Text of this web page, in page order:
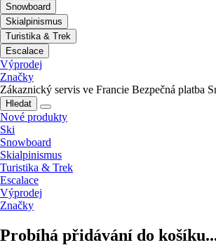
Snowboard
Skialpinismus
Turistika & Trek
Escalace
Výprodej
Značky
Zákaznický servis ve Francie Bezpečná platba
Hledat
Nové produkty
Ski
Snowboard
Skialpinismus
Turistika & Trek
Escalace
Výprodej
Značky
Probíhá přidávání do